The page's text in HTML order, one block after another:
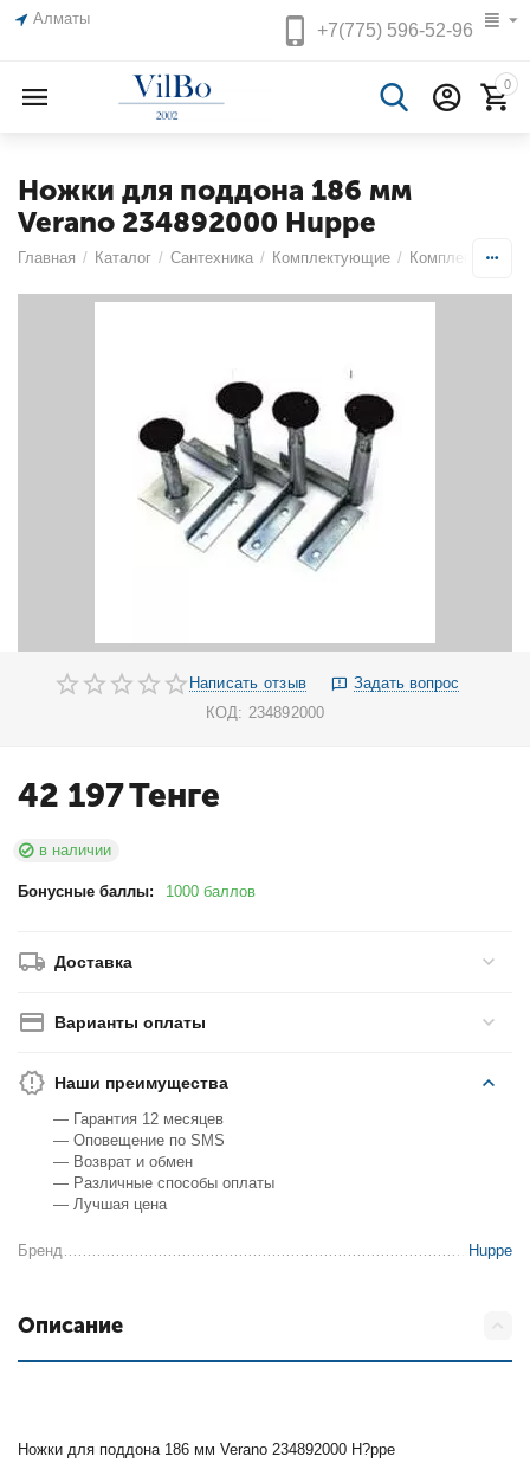
Алматы
+7(775)596-52-96
0
Ножки для поддона 186 мм
Verano 234892000 Huppe
Главная / Каталог / Сантехника / Комплектующие /
Написать отзыв
Задать вопрос
КОД: 234892000
42 197Тенге
в наличии
Бонусные баллы: 1000 баллов
Доставка
Варианты оплаты
Наши преимущества
— Гарантия 12 месяцев
— Оповещение по SMS
— Возврат и обмен
— Различные способы оплаты
— Лучшая цена
Бренд Huppe
Описание
Ножки для поддона 186 мм Verano 234892000 H?ppe